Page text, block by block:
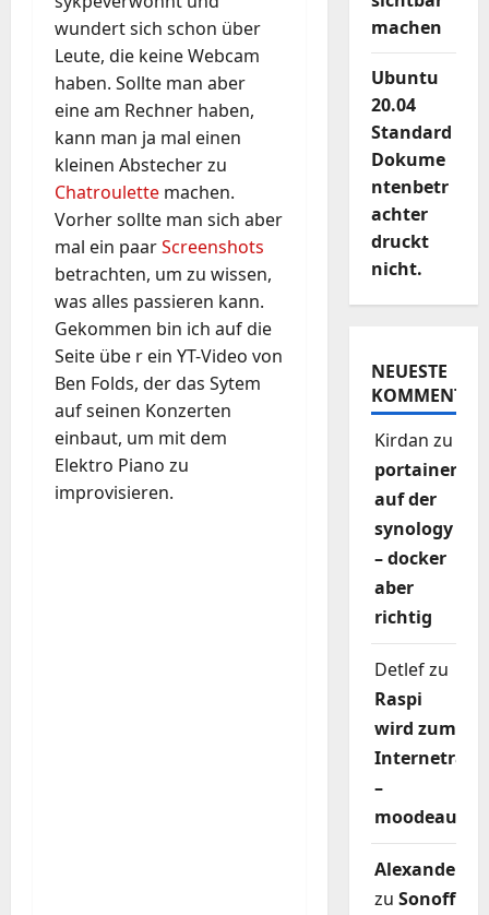
wundert sich schon über
Leute, die keine Webcam
haben. Sollte man aber
eine am Rechner haben,
kann man ja mal einen
kleinen Abstecher zu
Chatroulette machen.
Vorher sollte man sich aber
mal ein paarScreenshots
betrachten, um zu wissen,
was alles passieren kann.
Gekommen bin ich auf die
Seite übe r ein YT-Video von
Ben Folds, der das Sytem
auf seinen Konzerten
einbaut, um mit dem
Elektro Piano zu
improvisieren.
machen
Ubuntu
20.04
Standard
Dokume
ntenbetr
achter
druckt
nicht.
NEUESTE
Kirdan zu
portainer
auf der
synology
– docker
aber
richtig
Detlefzu
Raspi
wird zum
–
moodeaudio
Alexander
zu Sonoff